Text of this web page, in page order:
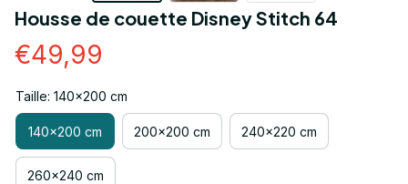
Housse de couette Disney Stitch 64
€49,99
Taille: 140x200 cm
140x200 cm 200x200 cm 240x220 cm
260x240 cm